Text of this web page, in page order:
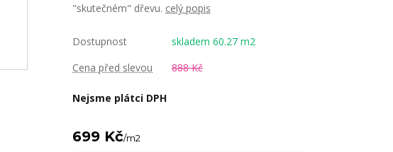
"skutečném" dřevu. celý popis
Dostupnost
skladem 60.27 m2
Cena před slevou
888 Kč
Nejsme plátci DPH
699 Kč/m2